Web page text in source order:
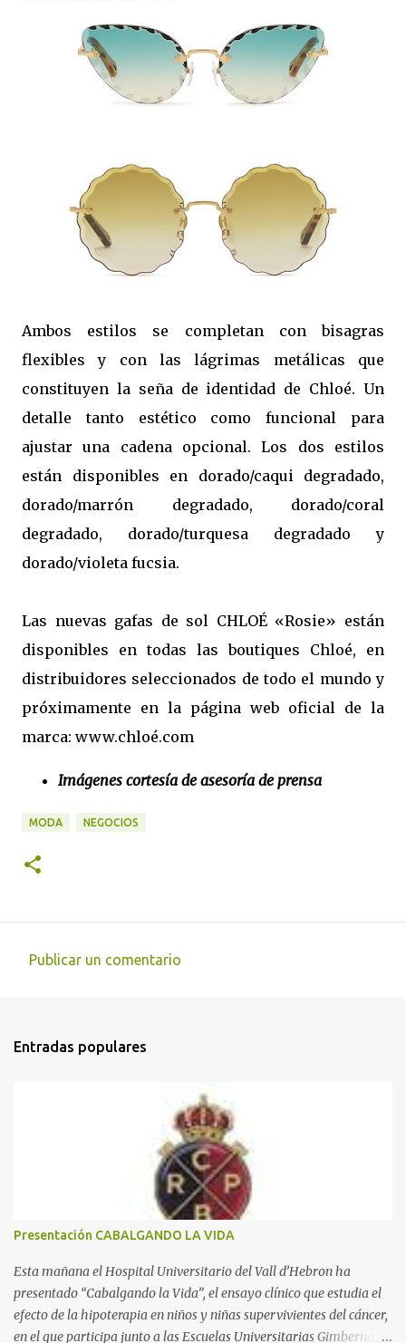
Ambos estilos se completan con bisagras
flexibles y con las lágrimas metálicas que
constituyen la seña de identidad de Chloé. Un
detalle tanto estético como funcional para
ajustar una cadena opcional. Los dos estilos
están disponibles en dorado/caqui degradado,
dorado/marrón degradado, dorado/coral
degradado, dorado/turquesa degradado y
dorado/violeta fucsia.
Las nuevas gafas de sol CHLOÉ «Rosie» están
disponibles en todas las boutiques Chloé, en
distribuidores seleccionados de todo el mundo y
próximamente en la página web oficial de la
marca: www.chloé.com
Imágenes cortesía de asesoría de prensa
MODA NEGOCIOS
e
s
Publicar un comentario
Entradas populares
Presentación CABALGANDO LA VIDA
Esta mañana el Hospital Universitario del Vall d’Hebron ha
presentado “Cabalgando la Vida”, el ensayo clínico que estudia el
efecto de la hipoterapia en niños y niñas supervivientes del cáncer,
en el que participa junto a las Escuelas Universitarias Gimbernat,